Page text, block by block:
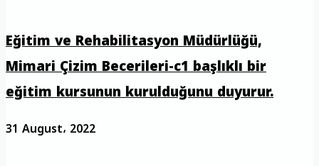
Eğitim ve Rehabilitasyon Müdürlüğü,
Mimari Çizim Becerileri-c1 başlıklı bir
eğitim kursunun kurulduğunu duyurur.
31 August، 2022